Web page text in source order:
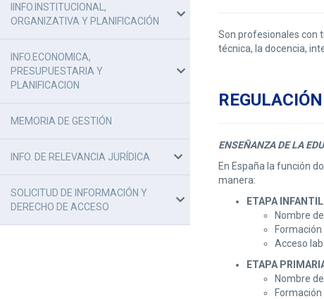
IINFO.INSTITUCIONAL,
ORGANIZATIVA Y PLANIFICACIÓN
INFO.ECONOMICA,
PRESUPUESTARIA Y
PLANIFICACION
MEMORIA DE GESTIÓN
INFO. DE RELEVANCIA JURÍDICA
SOLICITUD DE INFORMACIÓN Y
DERECHO DE ACCESO
Son profesionales con
técnica, la docencia,
ENSEÑANZA DE LA
En España la función
manera:
ETAPA
Nombre
Acceso
ETAPA
Nombre